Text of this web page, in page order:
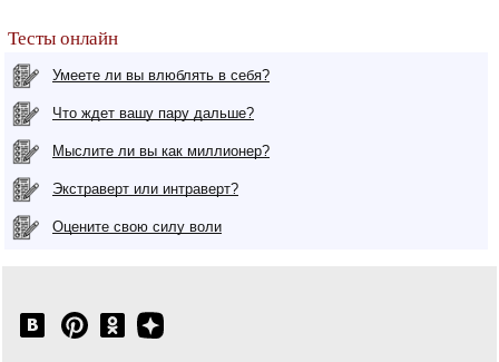
Тесты онлайн
Умеете ли вы влюблять в себя?
Что ждет вашу пару дальше?
Мыслите ли вы как миллионер?
Экстраверт или интраверт?
Оцените свою силу воли